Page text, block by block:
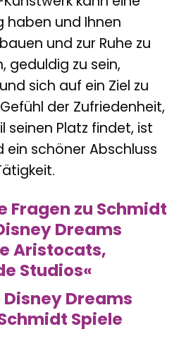
haben und Ihnen
und zur Ruhe zu
geduldig zu sein,
sich auf ein Ziel zu
der Zufriedenheit,
seinen Platz findet, ist
ein schöner Abschluss
Fragen zu Schmidt
Dreams
Aristocats,
Studios«
Dreams
Spiele